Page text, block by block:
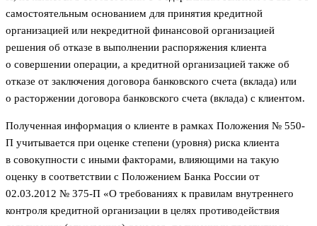
самостоятельным основанием для принятия кредитной
организацией или некредитной финансовой организацией
решения об отказе в выполнении распоряжения клиента
о совершении операции, а кредитной организацией также об
отказе от заключения договора банковского счета (вклада) или
о расторжении договора банковского счета (вклада) с клиентом.
Полученная информация о клиенте в рамках Положения № 550-
П учитывается при оценке степени (уровня) риска клиента
в совокупности с иными факторами, влияющими на такую
оценку в соответствии с Положением Банка России от
02.03.2012 № 375-П «О требованиях к правилам внутреннего
контроля кредитной организации в целях противодействия